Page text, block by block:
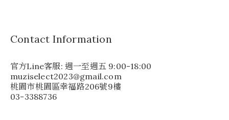
Contact Information
官方Line客服: 週一至週五 9:00-18:00
muziselect2023@gmail.com
桃園市桃園區幸福路206號9樓
03-3388736